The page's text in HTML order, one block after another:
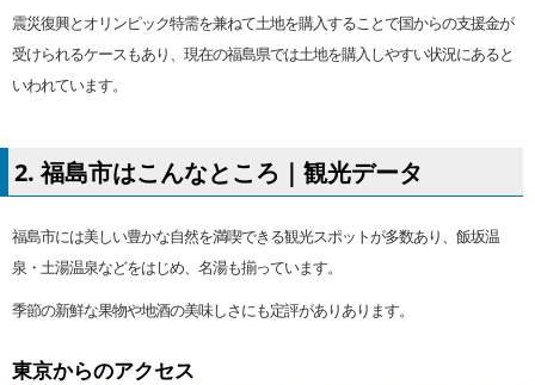
震災復興とオリンピック特需を兼ねて土地を購入することで国からの支援金が
受けられるケースもあり、現在の福島県では土地を購入しやすい状況にあると
いわれています。
2. 福島市はこんなところ｜観光データ
福島市には美しい豊かな自然を満喫できる観光スポットが多数あり、飯坂温
泉・土湯温泉などをはじめ、名湯も揃っています。
季節の新鮮な果物や地酒の美味しさにも定評がありあります。
東京からのアクセス